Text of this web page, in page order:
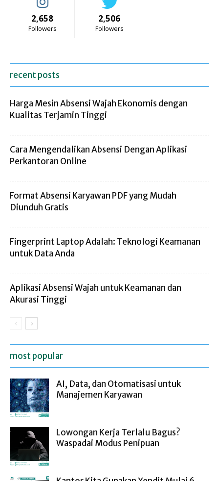
2,658
Followers
2,506
Followers
recent posts
Harga Mesin Absensi Wajah Ekonomis dengan
Kualitas Terjamin Tinggi
Cara Mengendalikan Absensi Dengan Aplikasi
Perkantoran Online
Format Absensi Karyawan PDF yang Mudah
Diunduh Gratis
Fingerprint Laptop Adalah: Teknologi Keamanan
untuk Data Anda
Aplikasi Absensi Wajah untuk Keamanan dan
Akurasi Tinggi
most popular
AI, Data, dan Otomatisasi untuk
Manajemen Karyawan
Lowongan Kerja Terlalu Bagus?
Waspadai Modus Penipuan